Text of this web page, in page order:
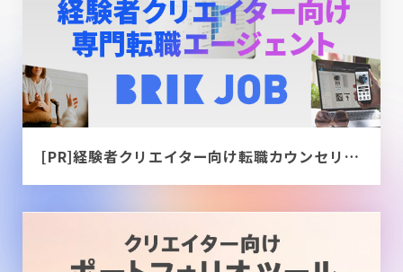
[PR]経験者クリエイター向け転職カウンセリング｜デザイナー / ディレクター / エンジニア